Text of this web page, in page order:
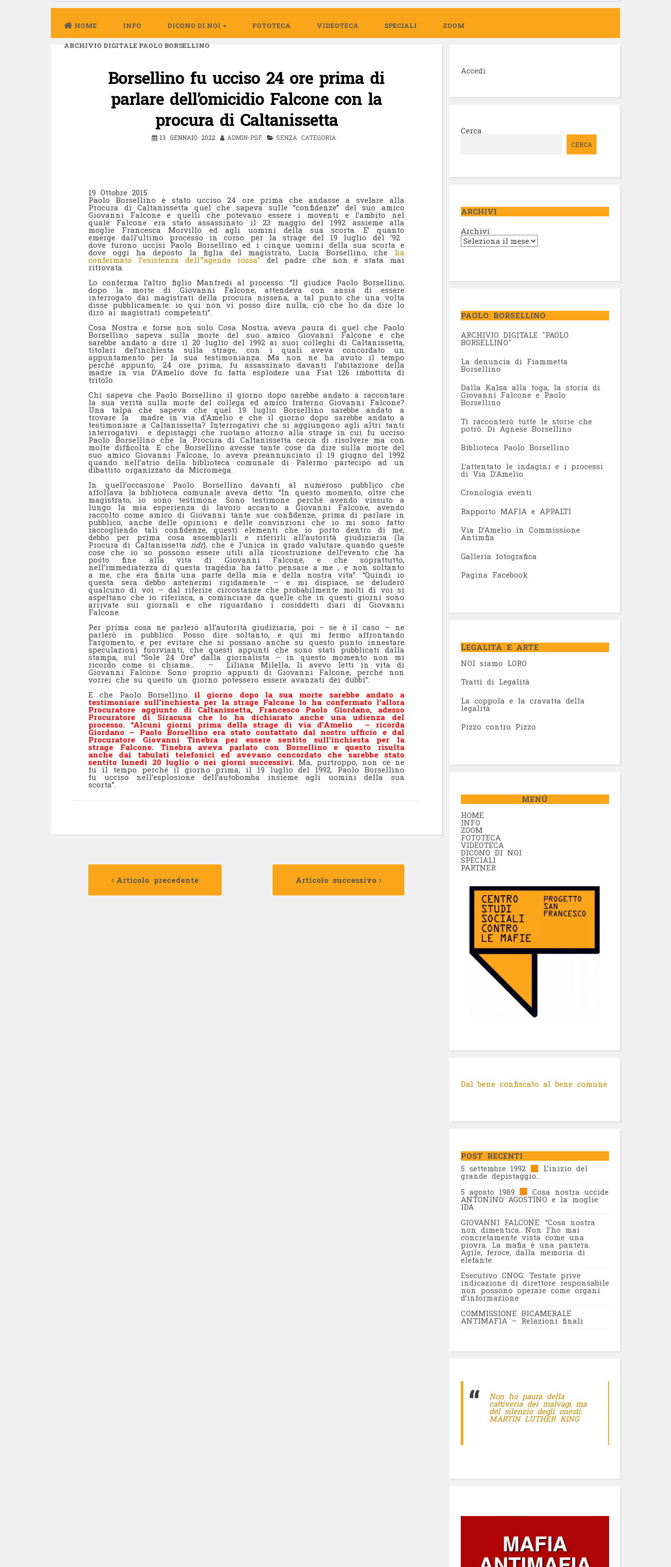
HOME INFO DICONO DI NOI FOTOTECA VIDEOTECA SPECIALI ZOOM
ARCHIVIO DIGITALE PAOLO BORSELLINO
Borsellino fu ucciso 24 ore prima di
parlare dell’omicidio Falcone con la
procura di Caltanissetta
13 GENNAIO 2022 ADMIN-PSF SENZA CATEGORIA
19 Ottobre 2015
Paolo Borsellino è stato ucciso 24 ore prima che andasse a svelare alla
Procura di Caltanissetta quel che sapeva sulle “confidenze” del suo amico
Giovanni Falcone e quelli che potevano essere i moventi e l’ambito nel
quale Falcone era stato assassinato il 23 maggio del 1992 assieme alla
moglie Francesca Morvillo ed agli uomini della sua scorta. E’ quanto
emerge dall’ultimo processo in corso per la strage del 19 luglio del ’92
dove furono uccisi Paolo Borsellino ed i cinque uomini della sua scorta e
dove oggi ha deposto la figlia del magistrato, Lucia Borsellino, che ha
confermato l’esistenza dell'”agenda rossa”del padre che non è stata mai
ritrovata.
Lo conferma l’altro figlio Manfredi al processo: “Il giudice Paolo Borsellino,
dopo la morte di Giovanni Falcone, attendeva con ansia di essere
interrogato dai magistrati della procura nissena, a tal punto che una volta
disse pubblicamente: io qui non vi posso dire nulla, ciò che ho da dire lo
dirò ai magistrati competenti”.
Cosa Nostra e forse non solo Cosa Nostra, aveva paura di quel che Paolo
Borsellino sapeva sulla morte del suo amico Giovanni Falcone e che
sarebbe andato a dire il 20 luglio del 1992 ai suoi colleghi di Caltanissetta,
titolari del’inchiesta sulla strage, con i quali aveva concordato un
appuntamento per la sua testimonianza. Ma non ne ha avuto il tempo
perché appunto, 24 ore prima, fu assassinato davanti l’abitazione della
madre in via D’Amelio dove fu fatta esplodere una Fiat 126 imbottita di
tritolo.
Chi sapeva che Paolo Borsellino il giorno dopo sarebbe andato a raccontare
la sua verità sulla morte del collega ed amico fraterno Giovanni Falcone?
Una talpa che sapeva che quel 19 luglio Borsellino sarebbe andato a
trovare la madre in via d’Amelio e che il giorno dopo sarebbe andato a
testimoniare a Caltanissetta? Interrogativi che si aggiungono agli altri tanti
interrogativi e depistaggi che ruotano attorno alla strage in cui fu ucciso
Paolo Borsellino che la Procura di Caltanissetta cerca di risolvere ma con
molte difficoltà. E che Borsellino avesse tante cose da dire sulla morte del
suo amico Giovanni Falcone, lo aveva preannunciato il 19 giugno del 1992
quando nell’atrio della biblioteca comunale di Palermo partecipò ad un
dibattito organizzato da Micromega.
In quell’occasione Paolo Borsellino davanti al numeroso pubblico che
affollava la biblioteca comunale aveva detto: “In questo momento, oltre che
magistrato, io sono testimone. Sono testimone perché avendo vissuto a
lungo la mia esperienza di lavoro accanto a Giovanni Falcone, avendo
raccolto come amico di Giovanni tante sue confidenze, prima di parlare in
pubblico, anche delle opinioni e delle convinzioni che io mi sono fatto
raccogliendo tali confidenze, questi elementi che io porto dentro di me,
debbo per prima cosa assemblarli e riferirli all’autorità giudiziaria (la
Procura di Caltanissettandr), che è l’unica in grado valutare quando queste
cose che io so possono essere utili alla ricostruzione dell’evento che ha
posto fine alla vita di Giovanni Falcone, e che soprattutto,
nell’immediatezza di questa tragedia ha fatto pensare a me , e non soltanto
a me, che era finita una parte della mia e della nostra vita”. “Quindi io
questa sera debbo astenermi rigidamente – e mi dispiace, se deluderò
qualcuno di voi – dal riferire circostanze che probabilmente molti di voi si
aspettano che io riferisca, a cominciare da quelle che in questi giorni sono
arrivate sui giornali e che riguardano i cosiddetti diari di Giovanni
Falcone.
Per prima cosa ne parlerò all’autorità giudiziaria, poi – se è il caso – ne
parlerò in pubblico. Posso dire soltanto, e qui mi fermo affrontando
l’argomento, e per evitare che si possano anche su questo punto innestare
speculazioni fuorvianti, che questi appunti che sono stati pubblicati dalla
stampa, sul “Sole 24 Ore” dalla giornalista – in questo momento non mi
ricordo come si chiama… – Liliana Milella, li avevo letti in vita di
Giovanni Falcone. Sono proprio appunti di Giovanni Falcone, perché non
vorrei che su questo un giorno potessero essere avanzati dei dubbi”.
E che Paolo Borsellino il giorno dopo la sua morte sarebbe andato a
testimoniare sull’inchiesta per la strage Falcone lo ha confermato l’allora
Procuratore aggiunto di Caltanissetta, Francesco Paolo Giordano, adesso
Procuratore di Siracusa che lo ha dichiarato anche una udienza del
processo. “Alcuni giorni prima della strage di via d’Amelio – ricorda
Giordano – Paolo Borsellino era stato contattato dal nostro ufficio e dal
Procuratore Giovanni Tinebra per essere sentito sull’inchiesta per la
strage Falcone. Tinebra aveva parlato con Borsellino e questo risulta
anche dai tabulati telefonici ed avevano concordato che sarebbe stato
sentito lunedi 20 luglio o nei giorni successivi. Ma, purtroppo, non ce ne
fu il tempo perché il giorno prima, il 19 luglio del 1992, Paolo Borsellino
fu ucciso nell’esplosione dell’autobomba insieme agli uomini della sua
scorta”.
articoloArticolo precedente
Articolo
Articolo successivo
Articolo
Accedi
Cerca
CERCA
ARCHIVI
Archivi
PAOLO BORSELLINO
ARCHIVIO DIGITALE "PAOLO
BORSELLINO"
La denuncia di Fiammetta
Borsellino
Dalla Kalsa alla toga, la storia di
Giovanni Falcone e Paolo
Borsellino
Ti racconterò tutte le storie che
potrò. Di Agnese Borsellino
Biblioteca Paolo Borsellino
L’attentato le indagini e i processi
di Via D’Amelio
Cronologia eventi
Rapporto MAFIA e APPALTI
Via D’Amelio in Commissione
Antimfia
Galleria fotografica
Pagina Facebook
LEGALITÀ E ARTE
NOI siamo LORO
Tratti di Legalità
La coppola e la cravatta della
legalità
Pizzo contro Pizzo
MENÚ
HOME
INFO
ZOOM
FOTOTECA
VIDEOTECA
DICONO DI NOI
SPECIALI
PARTNER
Dal bene confiscato al bene comune
POST RECENTI
5 settembre 1992
L’inizio del
grande depistaggio…
5 agosto 1989
Cosa nostra uccide
ANTONINO AGOSTINO e la moglie
IDA
GIOVANNI FALCONE: “Cosa nostra
non dimentica. Non l’ho mai
concretamente vista come una
piovra. La mafia è una pantera.
Agile, feroce, dalla memoria di
elefante.
Esecutivo CNOG: Testate prive
indicazione di direttore responsabile
non possono operare come organi
d’informazione
COMMISSIONE BICAMERALE
ANTIMAFIA – Relazioni finali
Non ho paura della
cattiveria dei malvagi ma
del silenzio degli onesti.
MARTIN LUTHER KING